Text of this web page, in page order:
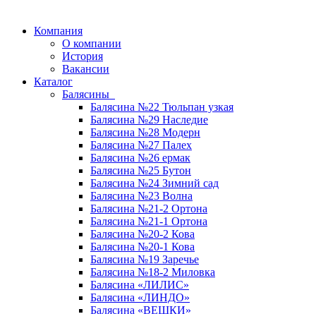
Компания
О компании
История
Вакансии
Каталог
Балясины
Балясина №22 Тюльпан узкая
Балясина №29 Наследие
Балясина №28 Модерн
Балясина №27 Палех
Балясина №26 ермак
Балясина №25 Бутон
Балясина №24 Зимний сад
Балясина №23 Волна
Балясина №21-2 Ортона
Балясина №21-1 Ортона
Балясина №20-2 Кова
Балясина №20-1 Кова
Балясина №19 Заречье
Балясина №18-2 Миловка
Балясина «ЛИЛИС»
Балясина «ЛИНДО»
Балясина «ВЕШКИ»